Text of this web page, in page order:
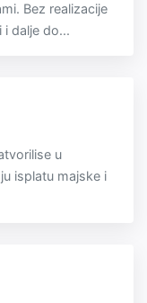
Bez realizacije
i dalje do...
u
isplatu majske i